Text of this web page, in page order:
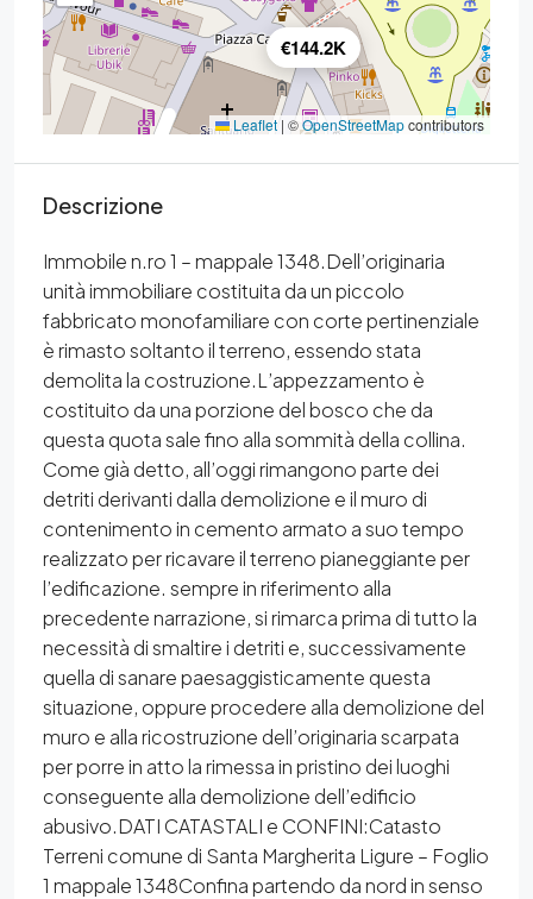
€144.2K
Leaflet | ©OpenStreetMapcontributors
Descrizione
Immobile n.ro 1 – mappale 1348.Dell’originaria
unità immobiliare costituita da un piccolo
fabbricato monofamiliare con corte pertinenziale
è rimasto soltanto il terreno, essendo stata
demolita la costruzione.L’appezzamento è
costituito da una porzione del bosco che da
questa quota sale fino alla sommità della collina.
Come già detto, all’oggi rimangono parte dei
detriti derivanti dalla demolizione e il muro di
contenimento in cemento armato a suo tempo
realizzato per ricavare il terreno pianeggiante per
l’edificazione. sempre in riferimento alla
precedente narrazione, si rimarca prima di tutto la
necessità di smaltire i detriti e, successivamente
quella di sanare paesaggisticamente questa
situazione, oppure procedere alla demolizione del
muro e alla ricostruzione dell’originaria scarpata
per porre in atto la rimessa in pristino dei luoghi
conseguente alla demolizione dell’edificio
abusivo.DATI CATASTALI e CONFINI:Catasto
Terreni comune di Santa Margherita Ligure – Foglio
1 mappale 1348Confina partendo da nord in senso